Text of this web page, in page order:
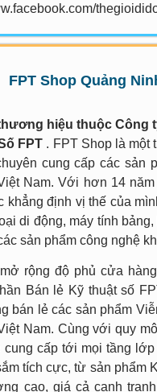
FPT Shop Quảng
hiệu thuộc Công
FPT . FPT Shop là một
cung cấp các sản
Nam. Với hơn 14
khẳng định vị thế của
di động, máy tính
sản phẩm công nghệ
rộng độ phủ cửa
Bán lẻ Kỹ thuật số
bán lẻ các sản phẩm
Nam. Cùng với quy
cung cấp tới mọi tầng
tích cực, từ sản phẩm
cao, giá cả cạnh